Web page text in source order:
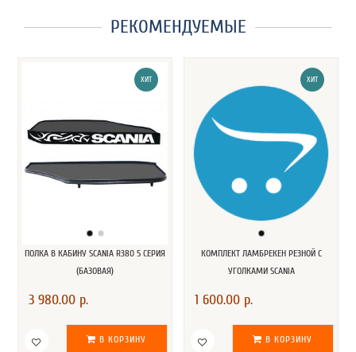
РЕКОМЕНДУЕМЫЕ
ХИТ
ПОЛКА В КАБИНУ SCANIA R380 5 СЕРИЯ
(БАЗОВАЯ)
3 980.00 р.
В КОРЗИНУ
ХИТ
КОМПЛЕКТ ЛАМБРЕКЕН РЕЗНОЙ С
УГОЛКАМИ SCANIA
1 600.00 р.
В КОРЗИНУ